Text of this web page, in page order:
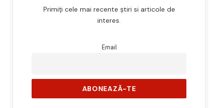
Primiți cele mai recente știri si articole de
interes.
Email